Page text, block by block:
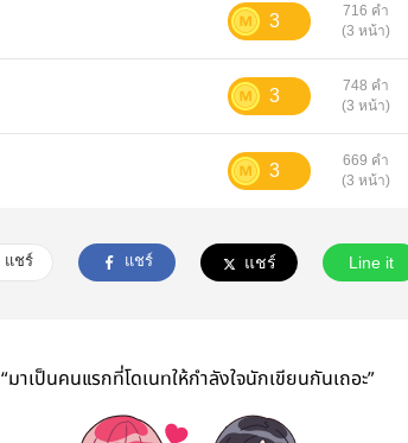
3
716 คำ
(3 หน้า)
3
748 คำ
(3 หน้า)
3
669 คำ
(3 หน้า)
แชร์ แชร์ แชร์ Line it
“มาเป็นคนแรกที่โดเนทให้กำลังใจนักเขียนกันเถอะ”